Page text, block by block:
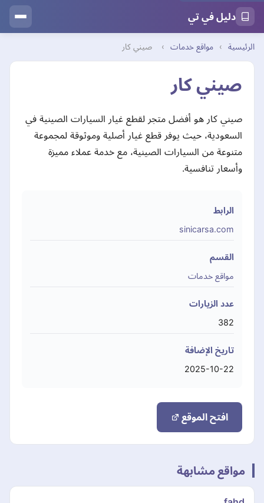
دليل في تي
الرئيسية › مواقع خدمات › صيني كار
صيني كار
صيني كار هو أفضل متجر لقطع غيار السيارات الصينية في
السعودية، حيث يوفر قطع غيار أصلية وموثوقة لمجموعة
متنوعة من السيارات الصينية، مع خدمة عملاء مميزة
وأسعار تنافسية.
الرابط
sinicarsa.com
القسم
مواقع خدمات
عدد الزيارات
382
تاريخ الإضافة
2025-10-22
افتح الموقع
مواقع مشابهة